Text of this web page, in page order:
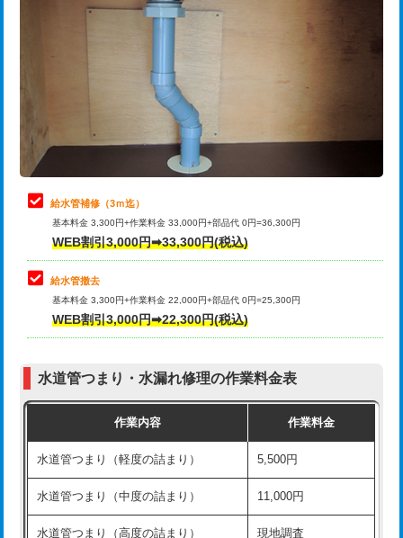
給水管工事※（ライニング鋼管・銅
管・ポリ管・HT管使用/3ｍ超え)
排水管工事（土の掘削・埋め戻し作
11,000円~
排水管工事（排水管工事/3ｍまで） 55,000円
排水管工事（追加 排水管工事/3ｍ超
マス交換（土の掘削・埋め戻し作業）
マス交換（深さ50㎝未満）
マス交換（深さ50㎝以上）
コンクリート斫り（厚さ10㎝まで）
モルタル補修（厚さ10㎝超え） 38,500円
洗面台設置 38,500円
化粧台設置 22,000円
追加トーラー機使用/3m超え
33,000円
8,800円
止水・漏水調査・防水処理・清掃・修
理・調整・分解・加工など（軽作業）
11,000円
止水・漏水調査・防水処理・清掃・修
理・調整・分解・加工など（中作業）
止水・漏水調査・防水処理・清掃・修
理・調整・分解・加工など（重作業）
33,000円
その他部品の脱着
交換・取付（タンク）
式）)
式・ワンホール）)
交換・取付(排水栓・排水トラップ
22,000円+材料費
給水管補修（3ｍ迄）
基本料金 3,300円+作業料金 33,000円+部品代 0円=36,300円
WEB割引3,000円➡33,300円(税込)
給水管撤去
基本料金 3,300円+作業料金 22,000円+部品代 0円=25,300円
WEB割引3,000円➡22,300円(税込)
水道管つまり・水漏れ修理の作業料金表
作業内容 作業料金
水道管つまり（軽度の詰まり） 5,500円
水道管つまり（中度の詰まり） 11,000円
水道管つまり（高度の詰まり） 現地調査